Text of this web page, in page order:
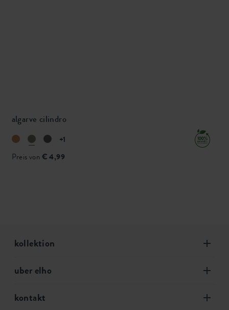
algarve cilindro
+1
Preis von € 4,99
kollektion
uber elho
kontakt